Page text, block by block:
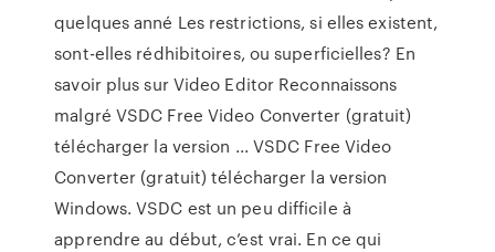
quelques anné Les restrictions, si elles existent,
sont-elles rédhibitoires, ou superficielles? En
savoir plus sur Video Editor Reconnaissons
malgré VSDC Free Video Converter (gratuit)
télécharger la version ... VSDC Free Video
Converter (gratuit) télécharger la version
Windows. VSDC est un peu difficile à
apprendre au début, c’est vrai. En ce qui